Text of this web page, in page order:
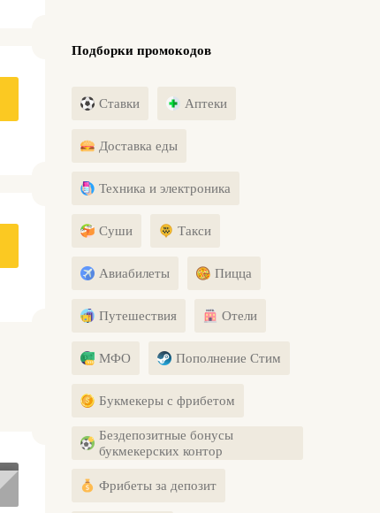
Подборки промокодов
Ставки Аптеки
Доставка еды
Техника и электроника
Суши Такси
Авиабилеты Пицца
Путешествия Отели
МФО Пополнение Стим
Букмекеры с фрибетом
Бездепозитные бонусы
букмекерских контор
Фрибеты за депозит